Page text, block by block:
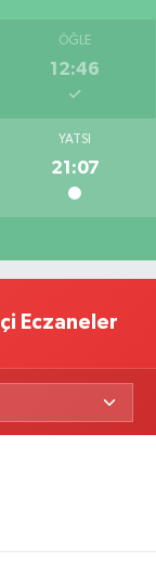
ÖĞLE
12:46
YATSI
21:07
Eczaneler